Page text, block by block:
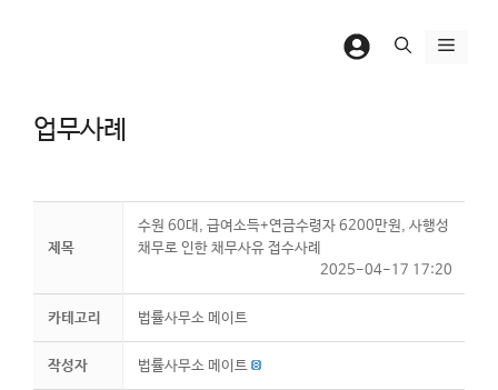
메
업무사례
제목
수원 60대, 급여소득+연금수령자 6200만원, 사행성
채무로 인한 채무사유 접수사례
2025-04-17 17:20
카테고리 법률사무소 메이트
작성자 법률사무소 메이트